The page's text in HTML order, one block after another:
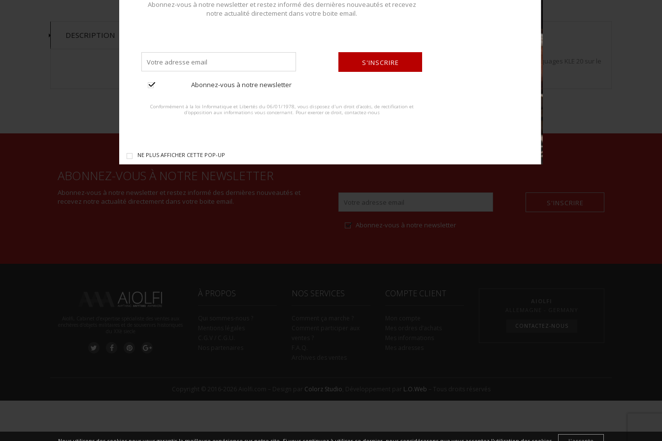
Abonnez-vous à notre newsletter et restez informé des dernières nouveautés et recevez
notre actualité directement dans votre boite email.
Abonnez-vous à notre newsletter
S'INSCRIRE
Conformément à la loi Informatique et Libertés du 06/01/1978, vous disposez d'un droit d'accès, de rectification et
d'opposition aux informations vous concernant. Pour exercer ce droit, contactez-nous
NE PLUS AFFICHER CETTE POP-UP
DESCRIPTION
Caisse britannique. En bois, les poignées de transport et les sangles de fermetures sont présentes. Marquages KLE 20 sur le
côté. Contient quelques couteaux et machettes. A noter une certaine usure et patine de la pièce. Etat II+.
ABONNEZ-VOUS À NOTRE NEWSLETTER
Abonnez-vous à notre newsletter et restez informé des dernières nouveautés et
recevez notre actualité directement dans votre boite email.
Abonnez-vous à notre newsletter
S'INSCRIRE
À PROPOS NOS SERVICES COMPTE CLIENT
CONTACTEZ-NOUS
Colorz Studio L.O.Web